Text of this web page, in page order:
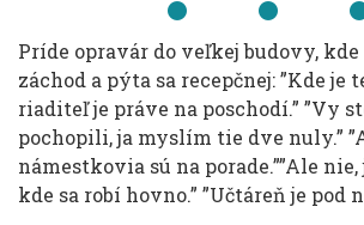
Príde opravár do veľkej budovy,
záchod a pýta sa recepčnej: ”Kde je
riaditeľ je práve na poschodí.” ”Vy
pochopili, ja myslím tie dve nuly.”
námestkovia sú na porade.””Ale
kde sa robí hovno.” ”Učtáreň je pod